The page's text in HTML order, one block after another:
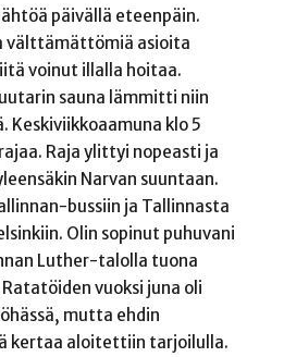
päivällä eteenpäin.
välttämättömiä asioita
voinut illalla hoitaa.
sauna lämmitti niin
Keskiviikkoaamuna klo 5
Raja ylittyi nopeasti ja
Narvan suuntaan.
bussiin ja Tallinnasta
Olin sopinut puhuvani
Luther-talolla tuona
vuoksi juna oli
mutta ehdin
kertaa aloitettiin tarjoilulla.